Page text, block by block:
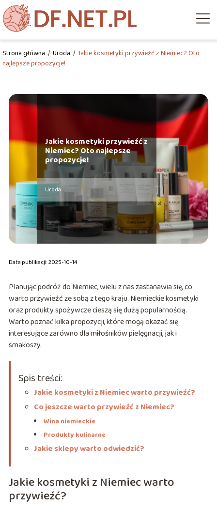
Strona główna / Uroda / Jakie kosmetyki przywieźć z Niemiec? Oto
najlepsze propozycje!
Jakie kosmetyki przywieźć z
Niemiec? Oto najlepsze
propozycje!
Uroda
Data publikacji: 2025-10-14
Planując podróż do Niemiec, wielu z nas zastanawia się, co
warto przywieźć ze sobą z tego kraju. Niemieckie kosmetyki
oraz produkty spożywcze cieszą się dużą popularnością.
Warto poznać kilka propozycji, które mogą okazać się
interesujące zarówno dla miłośników pielęgnacji, jak i
smakoszy.
Spis treści:
Jakie kosmetyki z Niemiec warto przywieźć?
Co jeszcze warto przywieźć z Niemiec?
Wina niemieckie
Produkty kulinarne
Jakie sklepy warto odwiedzić?
Jakie kosmetyki z Niemiec warto
przywieźć?